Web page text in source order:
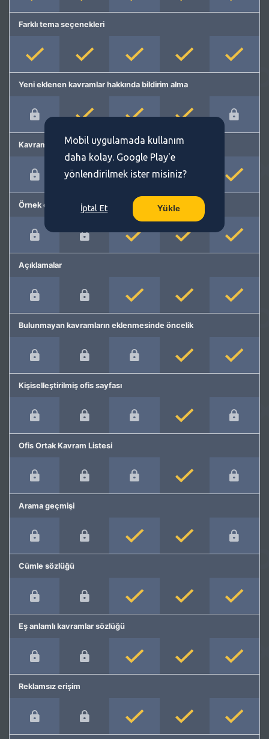
Farklı tema seçenekleri
Yeni eklenen kavramlar hakkında bildirim alma
Kavram önerme
Örnek cümleler
Açıklamalar
Bulunmayan kavramların eklenmesinde öncelik
Kişiselleştirilmiş ofis sayfası
Ofis Ortak Kavram Listesi
Arama geçmişi
Cümle sözlüğü
Eş anlamlı kavramlar sözlüğü
Reklamsız erişim
Mobil uygulamada kullanım
daha kolay. Google Play'e
yönlendirilmek ister misiniz?
İptal Et Yükle